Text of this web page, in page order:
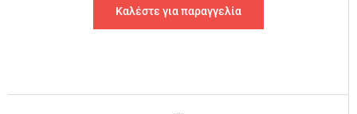
Καλέστε για παραγγελία